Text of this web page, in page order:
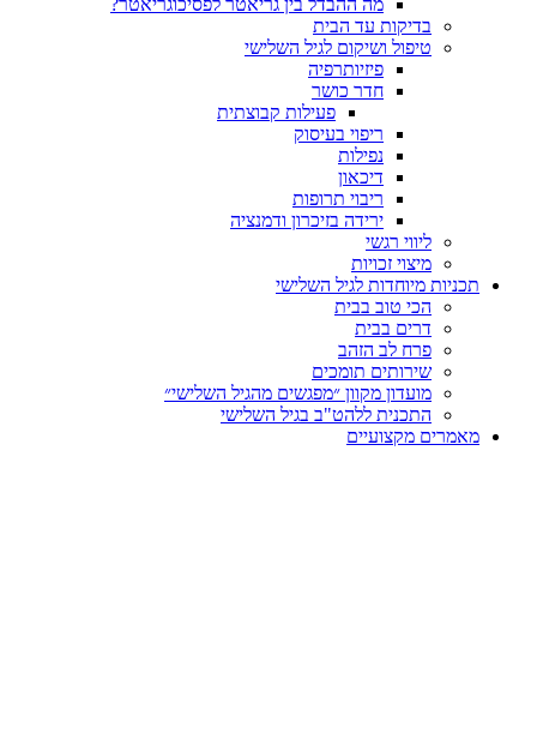
מה ההבדל בין גריאטר לפסיכוגריאטר?
בדיקות עד הבית
טיפול ושיקום לגיל השלישי
פיזיותרפיה
חדר כושר
פעילות קבוצתית
ריפוי בעיסוק
ריבוי תרופות
ירידה בזיכרון ודמנציה
מיצוי זכויות
מיוחדות לגיל השלישי
הכי טוב בבית
דרים בבית
פרח לב הזהב
שירותים תומכים
מועדון מקוון ״מפגשים מהגיל השלישי״
התכנית ללהט"ב בגיל השלישי
מקצועיים